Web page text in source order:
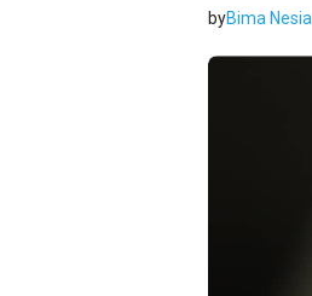
byBima Nesia